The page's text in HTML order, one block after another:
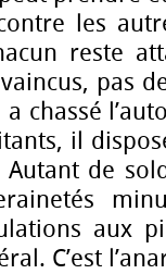
les
reste
pas
chassé
il
de
aux
C’est